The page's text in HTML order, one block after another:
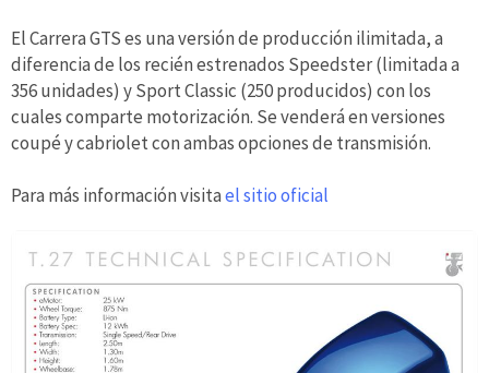
El Carrera GTS es una versión de producción ilimitada, a
diferencia de los recién estrenados Speedster (limitada a
356 unidades) y Sport Classic (250 producidos) con los
cuales comparte motorización. Se venderá en versiones
coupé y cabriolet con ambas opciones de transmisión.
Para más información visitael sitio oficial